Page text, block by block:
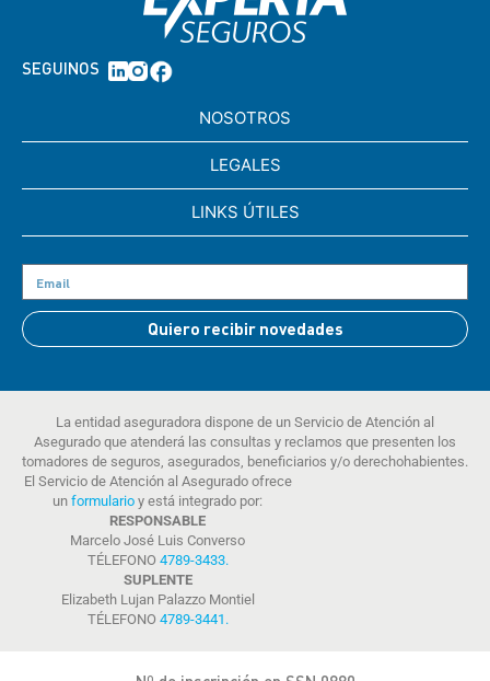
SEGUINOS
NOSOTROS
LEGALES
LINKS ÚTILES
Quiero recibir novedades
La entidad aseguradora dispone de un Servicio de Atención al
Asegurado que atenderá las consultas y reclamos que presenten los
tomadores de seguros, asegurados, beneficiarios y/o derechohabientes.
El Servicio de Atención al Asegurado ofrece
un formulario y está integrado por:
RESPONSABLE
Marcelo José Luis Converso
TÉLEFONO 4789-3433.
SUPLENTE
Elizabeth Lujan Palazzo Montiel
TÉLEFONO 4789-3441 .